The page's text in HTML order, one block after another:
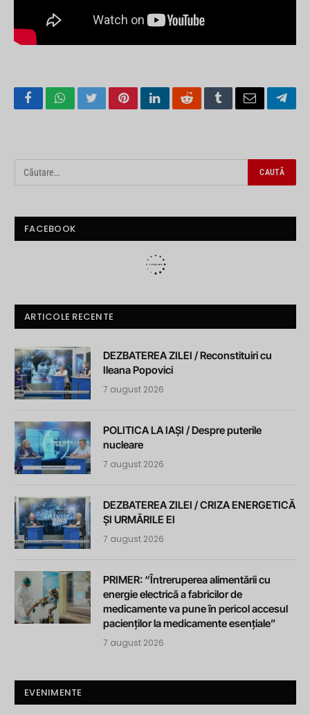
FacebookWhatsApp
TwitterPinterestLinkedInRedditTumblrEmail
FACEBOOK
ARTICOLE RECENTE
DEZBATEREA ZILEI / Reconstituiri cu
Ileana Popovici
7 august 2026
POLITICA LA IAȘI / Despre puterile
nucleare
7 august 2026
DEZBATEREA ZILEI / CRIZA ENERGETICĂ
ȘI URMĂRILE EI
7 august 2026
PRIMER: “Întreruperea alimentării cu
energie electrică a fabricilor de
medicamente va pune în pericol accesul
pacienților la medicamente esențiale”
7 august 2026
EVENIMENTE